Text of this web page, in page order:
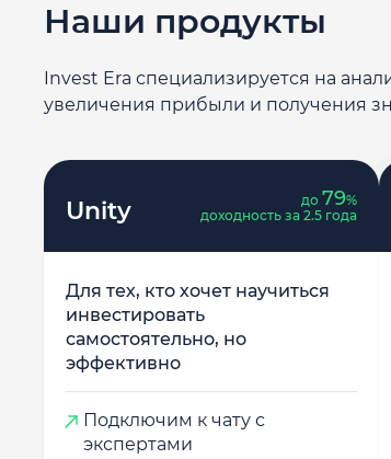
Наши продукты
Invest Era специализируется на
увеличения прибыли и получения
Unity до79%
доходность за 2.5 года
Для тех, кто хочет научиться
инвестировать
самостоятельно, но
эффективно
Подключим к чату с
экспертами